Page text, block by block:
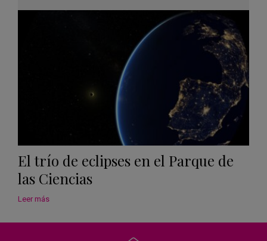
El trío de eclipses en el Parque de
las Ciencias
Leer más